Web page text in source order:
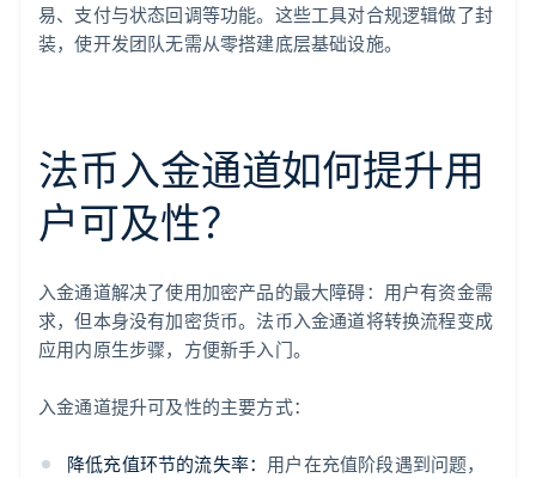
易、支付与状态回调等功能。这些工具对合规逻辑做了封
装，使开发团队无需从零搭建底层基础设施。
法币入金通道如何提升用
户可及性？
入金通道解决了使用加密产品的最大障碍：用户有资金需
求，但本身没有加密货币。法币入金通道将转换流程变成
应用内原生步骤，方便新手入门。
入金通道提升可及性的主要方式：
降低充值环节的流失率： 用户在充值阶段遇到问题，